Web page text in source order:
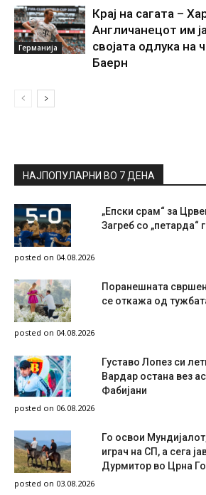
Германија
Крај на сагата –
Англичанецот им
својата одлука на
Баерн
НАЈПОПУЛАРНИ ВО 7 ДЕНА
„Епски срам“ за
Загреб со „петарда“
posted on 04.08.2026
Поранешната
се откажа од
posted on 04.08.2026
Густаво Лопез си
Вардар остана вез
Фабијани
posted on 06.08.2026
Го освои
играч на СП, а сега
Дурмитор во Црна
posted on 03.08.2026